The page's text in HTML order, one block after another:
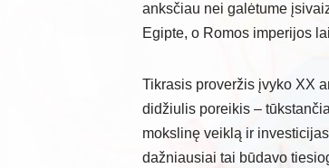
anksčiau nei galėtume
Egipte, o Romos imperijos
Tikrasis proveržis įvyko XX
didžiulis poreikis –
mokslinę veiklą ir
dažniausiai tai būdavo